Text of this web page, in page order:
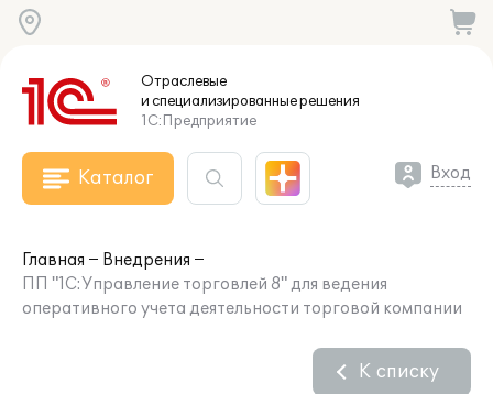
Отраслевые
и специализированныерешения
1С:Предприятие
Каталог Вход
Главная
Внедрения
ПП "1С:Управление торговлей 8" для ведения
оперативного учета деятельности торговой компании
К списку